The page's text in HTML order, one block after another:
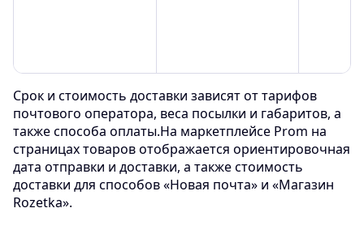
Срок и стоимость доставки зависят от тарифов
почтового оператора, веса посылки и габаритов, а
также способа оплаты.На маркетплейсе Prom на
страницах товаров отображается ориентировочная
дата отправки и доставки, а также стоимость
доставки для способов «Новая почта» и «Магазин
Rozetka».